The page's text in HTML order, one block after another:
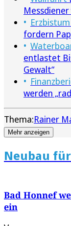
fordern
entlastet
Gewalt“
werden
Thema:Rainer
Mehr anzeigen
Neubau
Bad Honnef
ein